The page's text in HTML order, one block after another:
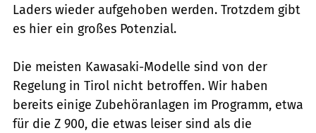
Laders wieder aufgehoben werden. Trotzdem gibt
es hier ein großes Potenzial.
Die meisten Kawasaki-Modelle sind von der
Regelung in Tirol nicht betroffen. Wir haben
bereits einige Zubehöranlagen im Programm, etwa
für die Z 900, die etwas leiser sind als die